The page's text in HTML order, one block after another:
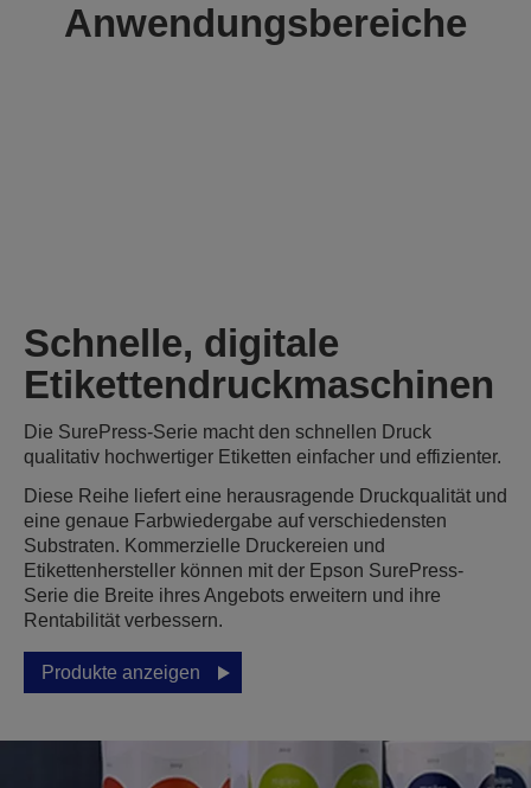
Anwendungsbereiche
Schnelle, digitale
Etikettendruckmaschinen
Die SurePress-Serie macht den schnellen Druck
qualitativ hochwertiger Etiketten einfacher und effizienter.
Diese Reihe liefert eine herausragende Druckqualität und
eine genaue Farbwiedergabe auf verschiedensten
Substraten. Kommerzielle Druckereien und
Etikettenhersteller können mit der Epson SurePress-
Serie die Breite ihres Angebots erweitern und ihre
Rentabilität verbessern.
Produkte anzeigen